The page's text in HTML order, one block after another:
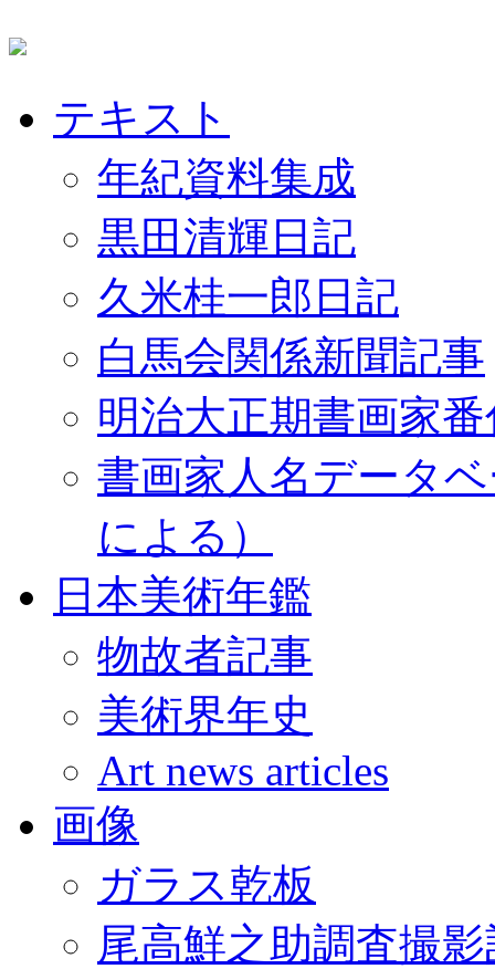
テキスト
年紀資料集成
黒田清輝日記
久米桂一郎日記
白馬会関係新聞記事
明治大正期書画家
書画家人名データ
による）
日本美術年鑑
物故者記事
美術界年史
Art news articles
画像
ガラス乾板
尾高鮮之助調査撮